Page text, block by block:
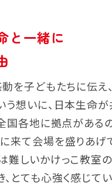
と一緒に
を子どもたちに伝え
う想いに、日本生命
国各地に拠点がある
来て会場を盛りあげて
難しいかけっこ教室
とても心強く感じてい